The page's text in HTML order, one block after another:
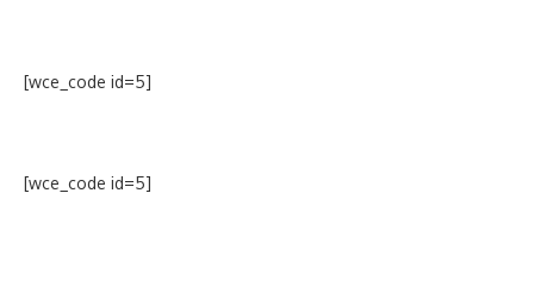
[wce_code id=5]
[wce_code id=5]